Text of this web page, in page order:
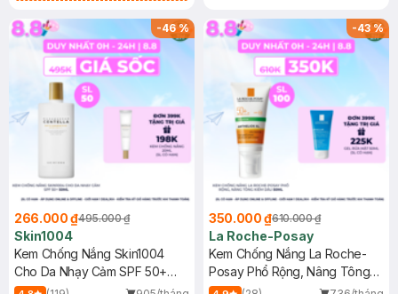
25ml (SL Có Hạn)
-46%
266.000 ₫495.000 ₫
Skin1004
Kem Chống Nắng Skin1004
Cho Da Nhạy Cảm SPF 50+
50ml
-43%
350.000 ₫610.000 ₫
La Roche-Posay
Kem Chống Nắng La Roche-
Posay Phổ Rộng, Nâng Tông
Kiềm Dầu 50ml